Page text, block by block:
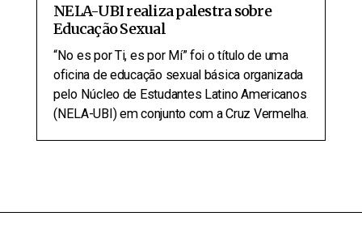
NELA-UBI realiza palestra sobre
Educação Sexual
“No es por Ti, es por Mí” foi o título de uma
oficina de educação sexual básica organizada
pelo Núcleo de Estudantes Latino Americanos
(NELA-UBI) em conjunto com a Cruz Vermelha.